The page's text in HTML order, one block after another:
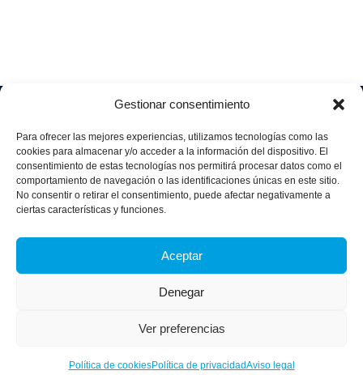
Gestionar consentimiento
Para ofrecer las mejores experiencias, utilizamos tecnologías como las
cookies para almacenar y/o acceder a la información del dispositivo. El
consentimiento de estas tecnologías nos permitirá procesar datos como el
comportamiento de navegación o las identificaciones únicas en este sitio.
No consentir o retirar el consentimiento, puede afectar negativamente a
ciertas características y funciones.
Aceptar
Denegar
Ver preferencias
Política de cookiesPolítica de privacidadAviso legal
Soluciones
Data
Industria
4.0
Industrial
Retail
Health &
Services
Travel &
Quiénes
Únete
a
aggity
Contacto
legal
Política
de
Privacid
ad
de
Política